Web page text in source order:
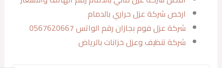
ارخص شركة عزل حراري بالدمام
شركة عزل فوم بجازان رقم الواتس 0567620667
شركة تنظيف وعزل خزانات بالرياض